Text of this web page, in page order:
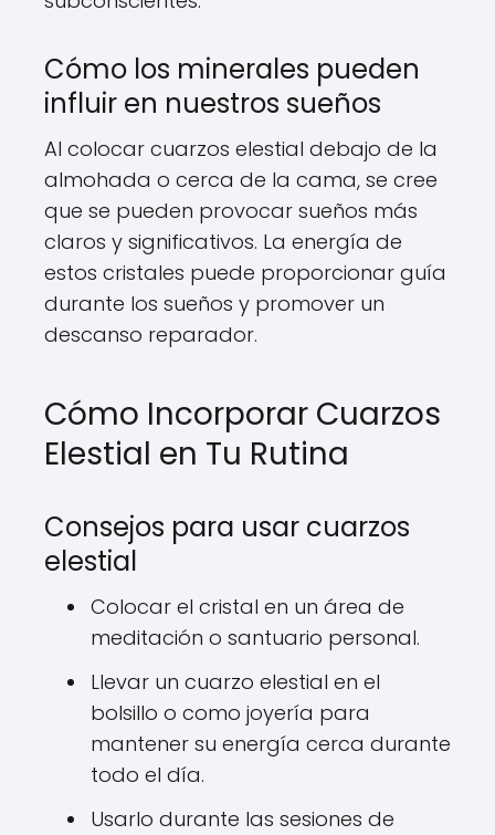
Cómo los minerales pueden
influir en nuestros sueños
Al colocar cuarzos elestial debajo de la
almohada o cerca de la cama, se cree
que se pueden provocar sueños más
claros y significativos. La energía de
estos cristales puede proporcionar guía
durante los sueños y promover un
descanso reparador.
Cómo Incorporar Cuarzos
Elestial en Tu Rutina
Consejos para usar cuarzos
elestial
Colocar el cristal en un área de
meditación o santuario personal.
Llevar un cuarzo elestial en el
bolsillo o como joyería para
mantener su energía cerca durante
todo el día.
Usarlo durante las sesiones de